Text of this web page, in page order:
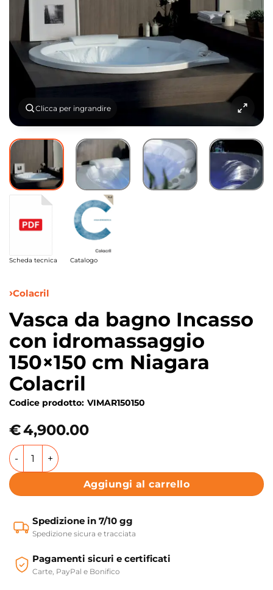
Clicca per ingrandire
Scheda tecnica Catalogo
Colacril
Vasca da bagno Incasso
con idromassaggio
150×150 cm Niagara
Colacril
Codice prodotto: VIMAR150150
€4,900.00
Vasca da bagno Incasso con idromassaggio 150x150 cm
Aggiungi al carrello
Spedizione in 7/10 gg
Spedizione sicura e tracciata
Pagamenti sicuri e certificati
Carte, PayPal e Bonifico